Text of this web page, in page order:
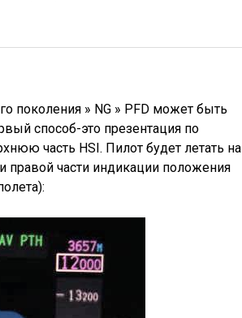
поколения » NG » PFD может быть
способ-это презентация по
часть HSI. Пилот будет летать на
правой части индикации положения